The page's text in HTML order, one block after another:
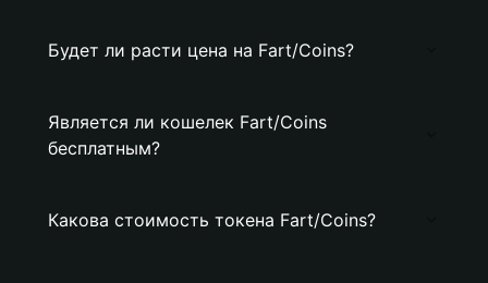
Будет ли расти цена на Fart/Coins?
Является ли кошелек Fart/Coins
бесплатным?
Какова стоимость токена Fart/Coins?